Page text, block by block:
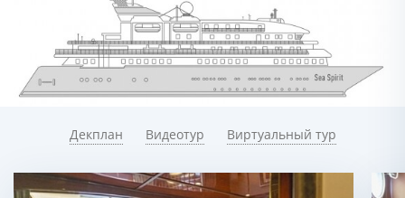
Декплан Видеотур Виртуальный тур